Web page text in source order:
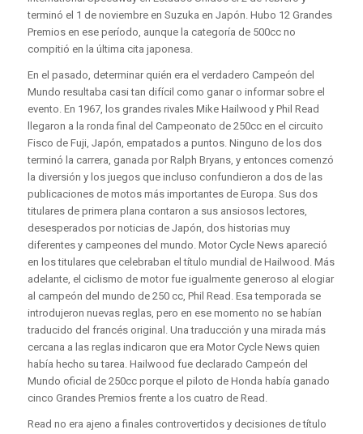
terminó el 1 de noviembre en Suzuka en Japón. Hubo 12 Grandes
Premios en ese período, aunque la categoría de 500cc no
compitió en la última cita japonesa.
En el pasado, determinar quién era el verdadero Campeón del
Mundo resultaba casi tan difícil como ganar o informar sobre el
evento. En 1967, los grandes rivales Mike Hailwood y Phil Read
llegaron a la ronda final del Campeonato de 250cc en el circuito
Fisco de Fuji, Japón, empatados a puntos. Ninguno de los dos
terminó la carrera, ganada por Ralph Bryans, y entonces comenzó
la diversión y los juegos que incluso confundieron a dos de las
publicaciones de motos más importantes de Europa. Sus dos
titulares de primera plana contaron a sus ansiosos lectores,
desesperados por noticias de Japón, dos historias muy
diferentes y campeones del mundo. Motor Cycle News apareció
en los titulares que celebraban el título mundial de Hailwood. Más
adelante, el ciclismo de motor fue igualmente generoso al elogiar
al campeón del mundo de 250 cc, Phil Read. Esa temporada se
introdujeron nuevas reglas, pero en ese momento no se habían
traducido del francés original. Una traducción y una mirada más
cercana a las reglas indicaron que era Motor Cycle News quien
había hecho su tarea. Hailwood fue declarado Campeón del
Mundo oficial de 250cc porque el piloto de Honda había ganado
cinco Grandes Premios frente a los cuatro de Read.
Read no era ajeno a finales controvertidos y decisiones de título